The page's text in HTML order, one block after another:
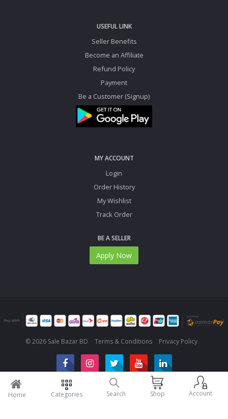
Home Categories Search Shop Account
USEFUL LINK
Seller Benefits
Become an Affiliate
Refund Policy
Payment
Be a Customer (Signup)
MY ACCOUNT
Login
Order History
My Wishlist
Track Order
BE A SELLER
Apply Now
© 2026 Sale Bazar BD Terms & Conditions Privacy Policy